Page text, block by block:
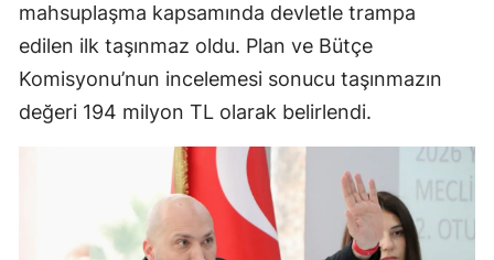
mahsuplaşma kapsamında devletle trampa
edilen ilk taşınmaz oldu. Plan ve Bütçe
Komisyonu’nun incelemesi sonucu taşınmazın
değeri 194 milyon TL olarak belirlendi.